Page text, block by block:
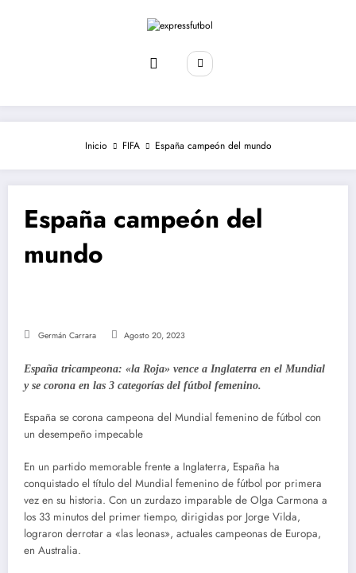
Inicio FIFA España campeón del mundo
España campeón del
mundo
Germán Carrara Agosto 20, 2023
España tricampeona: «la Roja» vence a Inglaterra en el Mundial
y se corona en las 3 categorías del fútbol femenino.
España se corona campeona del Mundial femenino de fútbol con
un desempeño impecable
En un partido memorable frente a Inglaterra, España ha
conquistado el título del Mundial femenino de fútbol por primera
vez en su historia. Con un zurdazo imparable de Olga Carmona a
los 33 minutos del primer tiempo, dirigidas por Jorge Vilda,
lograron derrotar a «las leonas», actuales campeonas de Europa,
en Australia.